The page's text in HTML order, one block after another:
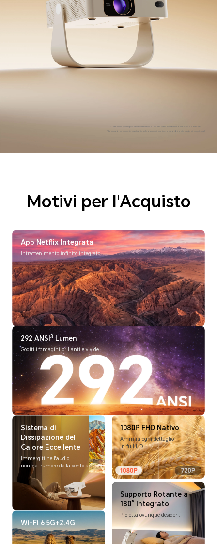
* I dati ANSI provengono dal laboratorio UUO. Lo standard è conforme a ANSI/INFOCOMM 3M-2011.
* Le immagini dei prodotti sono fornite solo a scopo indicativo, si prega di fare riferimento ai prodotti reali.
Motivi per l'Acquisto
App Netflix Integrata
Intrattenimento infinito integrato.
292 ANSI 3 Lumen
Goditi immagini brillanti e vivide.
Sistema di
Dissipazione del
Calore Eccellente
Immergiti nell'audio,
non nel rumore della ventola.
Wi-Fi 6 5G+2.4G
1080P FHD Nativo
Ammira ogni dettaglio
in full HD.
Supporto Rotante a
180° Integrato
Proietta ovunque desideri.